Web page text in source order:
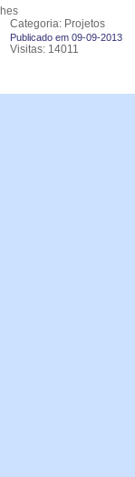
Categoria: Projetos
Publicado em 09-09-2013
Visitas: 14011